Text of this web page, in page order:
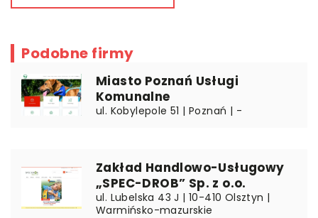
Podobne firmy
Miasto Poznań Usługi
Komunalne
ul. Kobylepole 51 | Poznań | -
Zakład Handlowo-Usługowy
„SPEC-DROB” Sp. z o.o.
ul. Lubelska 43 J | 10-410 Olsztyn |
Warmińsko-mazurskie